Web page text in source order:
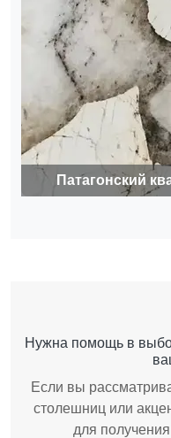
Патагонский
Нужна помощь в
Если вы
столешниц или
для